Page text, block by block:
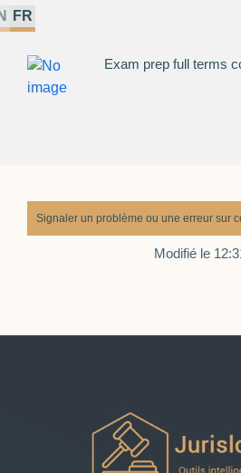
FR
Exam prep full terms
Signaler un problème ou une erreur sur
Modifié le